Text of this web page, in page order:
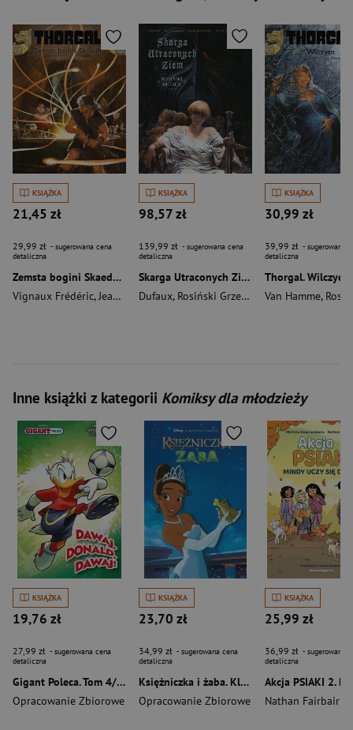
KSIĄŻKA
21,45 zł
29,99 zł - sugerowana cena
detaliczna
Zemsta bogini Skaedhi. Thorgal. Tom 43
Vignaux Frédéric,Jean Van Hamme ,Rosiński Grzegorz
KSIĄŻKA
98,57 zł
139,99 zł - sugerowana cena
detaliczna
Skarga Utraconych Ziem
Dufaux, Rosiński Grzegorz
KSIĄŻKA
30,99 zł
39,99 zł - sugerowana
detaliczna
Van Hamme, Rosiński
Inne książki z kategorii Komiksy dla młodzieży
KSIĄŻKA
19,76 zł
27,99 zł - sugerowana cena
detaliczna
Gigant Poleca. Tom 4/2026. Dawaj, Donald, dawaj!
Opracowanie Zbiorowe
KSIĄŻKA
23,70 zł
34,99 zł - sugerowana cena
detaliczna
Księżniczka i żaba. Klasyczne baśnie Disneya
Opracowanie Zbiorowe
KSIĄŻKA
25,99 zł
36,99 zł - sugerowana
detaliczna
Nathan Fairbairn